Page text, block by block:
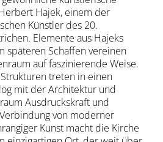
Hajek, einem der
Künstler des 20.
Elemente aus Hajeks
späteren Schaffen vereinen
auf faszinierende Weise.
treten in einen
mit der Architektur und
Ausdruckskraft und
von moderner
Kunst macht die Kirche